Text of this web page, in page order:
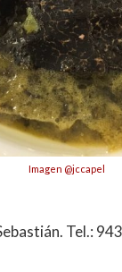
Imagen @jccapel
Tel.: